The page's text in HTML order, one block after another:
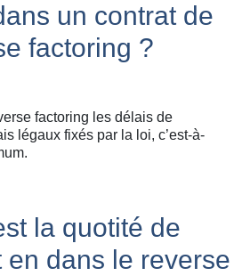
un contrat de
factoring ?
factoring les délais de
légaux fixés par la loi, c’est-à-
la quotité de
dans le reverse